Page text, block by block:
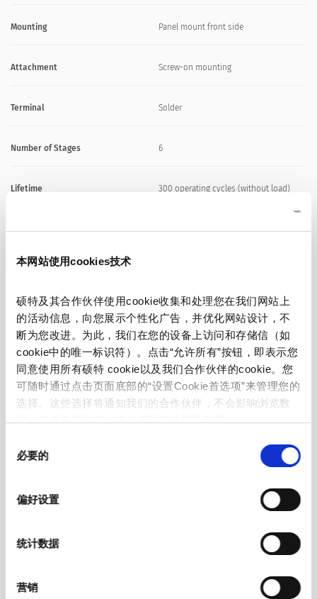
本网站使用cookies技术
硕特及其合作伙伴使用cookie收集和处理您在我们网站上
的活动信息，向您展示个性化广告，并优化网站设计，不
断为您改进。为此，我们在您的设备上访问和存储信（如
cookie中的唯一标识符）。点击“允许所有”按钮，即表示您
同意使用所有硕特 cookie以及我们合作伙伴的cookie。您
可随时通过点击页面底部的“设置Cookie首选项”来管理您的
选择。这些选择将通知我们的合作伙伴，不会影响浏览数
据。有关更多信息，请参阅我们的隐私政策。
必要的
偏好设置
统计数据
营销
Mounting Panel mount front side
Attachment Screw-on mounting
Terminal Solder
Number of Stages 6
Lifetime 300 operating cycles (without load)
Degree of Protection IP40
Protection Class
Allowable Operation Temperature -40 °C to 85 °C
Climatic Category 25/85/21 acc. to IEC 60068-1
Material: Socket Thermoplastic, black, UL 94V-0
Resistance to Soldering Heat
350 °C / 10 sec acc. to IEC 60068-2-20,
Insulation Resistance > 10'000MΩ (500VDC; 1min)